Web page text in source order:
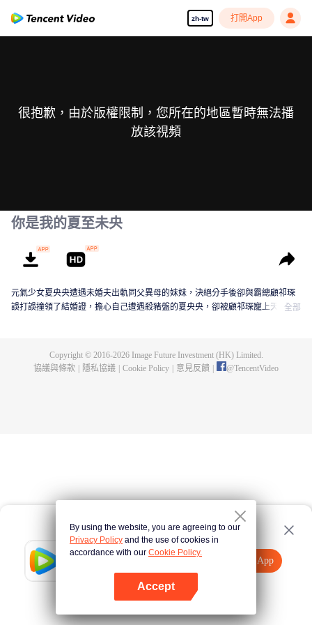
zh-tw 打開App
Tencent Video
打開App
點擊此處
很抱歉，由於版權限制，您所在的地區暫時無法播
放該視頻
你是我的夏至未央
元氣少女夏央央遭遇未婚夫出軌同父異母的妹妹，決絕分手後卻與霸總顧祁琛
誤打誤撞領了結婚證，擔心自己遭遇殺豬盤的夏央央，卻被顧祁琛寵上天了，
全部
Copyright © 2016-2026Image Future Investment (HK) Limited.
協議與條款
隱私協議 Cookie Policy 意見反饋 @TencentVideo
By using the website, you are agreeing to our
Privacy Policy and the use of cookies in
accordance with our Cookie Policy.
Accept